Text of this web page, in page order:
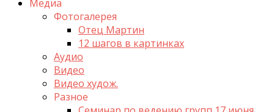
Медиа
Фотогалерея
Отец Мартин
12 шагов в картинках
Аудио
Видео
Видео худож.
Разное